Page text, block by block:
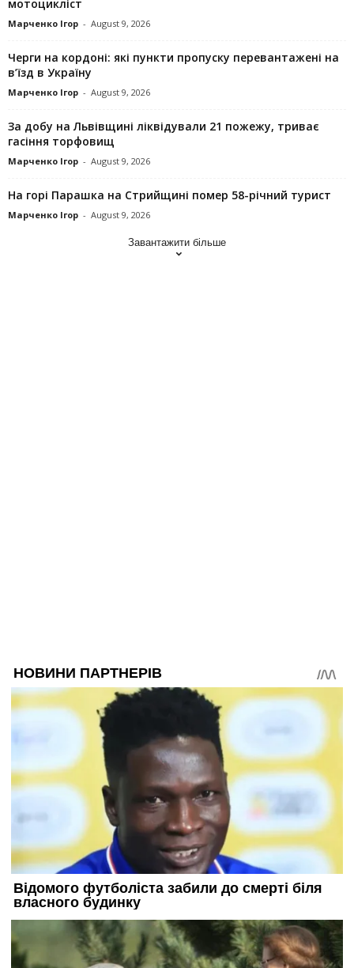
мотоцикліст
Марченко Ігор - August 9, 2026
Черги на кордоні: які пункти пропуску перевантажені на
в’їзд в Україну
Марченко Ігор - August 9, 2026
За добу на Львівщині ліквідували 21 пожежу, триває
гасіння торфовищ
Марченко Ігор - August 9, 2026
На горі Парашка на Стрийщині помер 58-річний турист
Марченко Ігор - August 9, 2026
Завантажити більше